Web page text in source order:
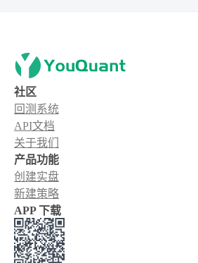
社区
回测系统
API文档
关于我们
产品功能
创建实盘
新建策略
APP 下载